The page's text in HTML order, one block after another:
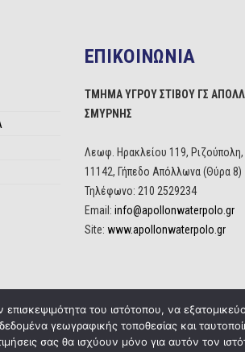
ΕΠΙΚΟΙΝΩΝΙΑ
ΤΜΗΜΑ ΥΓΡΟΥ ΣΤΙΒΟΥ ΓΣ
ΣΜΥΡΝΗΣ
Λεωφ. Ηρακλείου 119, Ριζούπολη,
11142, Γήπεδο Απόλλωνα (Θύρα 8)
Τηλέφωνο: 210 2529234
Email: info@apollonwaterpolo.gr
Site: www.apollonwaterpolo.gr
του ιστότοπου, να
γεωγραφικής τοποθεσίας και
σας θα ισχύουν μόνο για αυτόν τον